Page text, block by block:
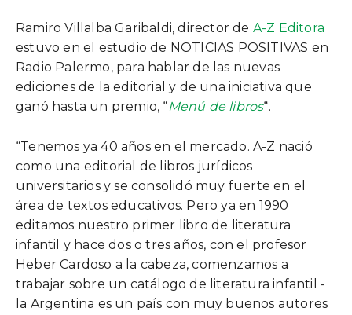
Ramiro Villalba Garibaldi, director de A-Z Editora
estuvo en el estudio de NOTICIAS POSITIVAS en
Radio Palermo, para hablar de las nuevas
ediciones de la editorial y de una iniciativa que
ganó hasta un premio, “Menú de libros“.
“Tenemos ya 40 años en el mercado. A-Z nació
como una editorial de libros jurídicos
universitarios y se consolidó muy fuerte en el
área de textos educativos. Pero ya en 1990
editamos nuestro primer libro de literatura
infantil y hace dos o tres años, con el profesor
Heber Cardoso a la cabeza, comenzamos a
trabajar sobre un catálogo de literatura infantil -
la Argentina es un país con muy buenos autores